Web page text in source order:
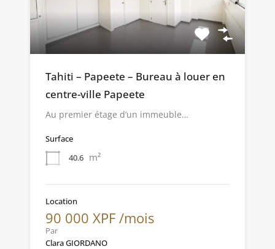
Tahiti – Papeete – Bureau à louer en
centre-ville Papeete
Au premier étage d’un immeuble…
Surface
40.6 m²
Location
90 000 XPF /mois
Par
Clara GIORDANO